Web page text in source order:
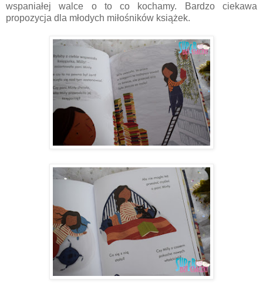
wspaniałej walce o to co kochamy. Bardzo ciekawa
propozycja dla młodych miłośników książek.